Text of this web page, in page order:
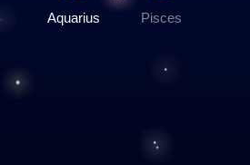
Aquarius Pisces